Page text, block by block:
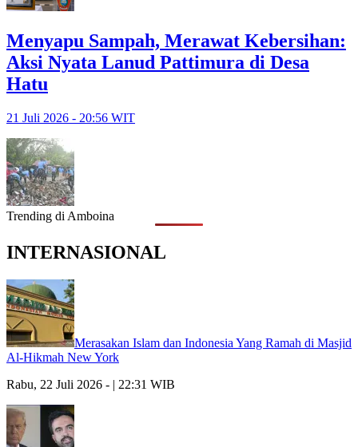
Menyapu Sampah, Merawat Kebersihan:
Aksi Nyata Lanud Pattimura di Desa
Hatu
21 Juli 2026 - 20:56 WIT
Trending di Amboina
INTERNASIONAL
Merasakan Islam dan Indonesia Yang Ramah di Masjid
Al-Hikmah New York
Rabu, 22 Juli 2026 - | 22:31 WIB